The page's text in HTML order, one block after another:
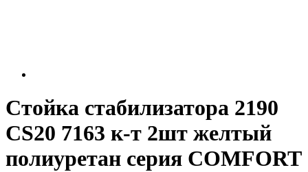
Стойка стабилизатора 2190
CS20 7163 к-т 2шт желтый
полиуретан серия COMFORT